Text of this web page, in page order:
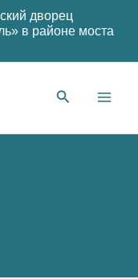
дворец
в районе моста